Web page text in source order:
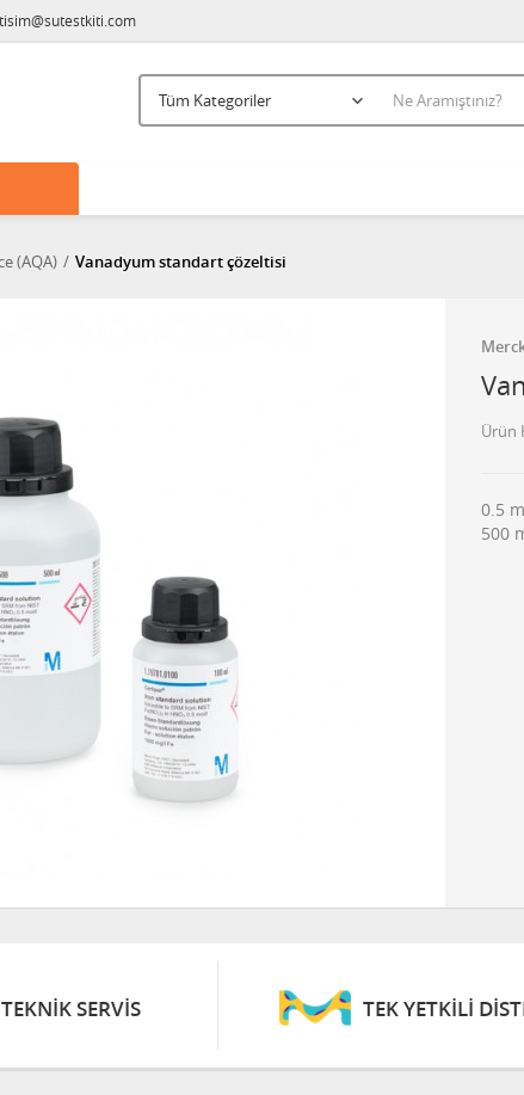
(AQA) Vanadyum standart çözeltisi
Ürün
0.5
500
SERVİS TEK YETKİLİ